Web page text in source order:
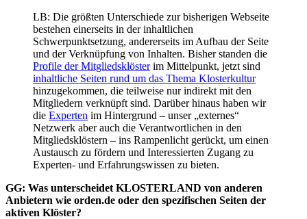
LB: Die größten Unterschiede zur bisherigen Webseite
bestehen einerseits in der inhaltlichen
Schwerpunktsetzung, andererseits im Aufbau der Seite
und der Verknüpfung von Inhalten. Bisher standen die
Profile der Mitgliedsklösterim Mittelpunkt, jetzt sind
inhaltliche Seiten rund um das Thema Klosterkultur
hinzugekommen, die teilweise nur indirekt mit den
Mitgliedern verknüpft sind. Darüber hinaus haben wir
die Experten im Hintergrund – unser „externes“
Netzwerk aber auch die Verantwortlichen in den
Mitgliedsklöstern – ins Rampenlicht gerückt, um einen
Austausch zu fördern und Interessierten Zugang zu
Experten- und Erfahrungswissen zu bieten.
GG: Was unterscheidet KLOSTERLAND von anderen
Anbietern wie orden.de oder den spezifischen Seiten der
aktiven Klöster?